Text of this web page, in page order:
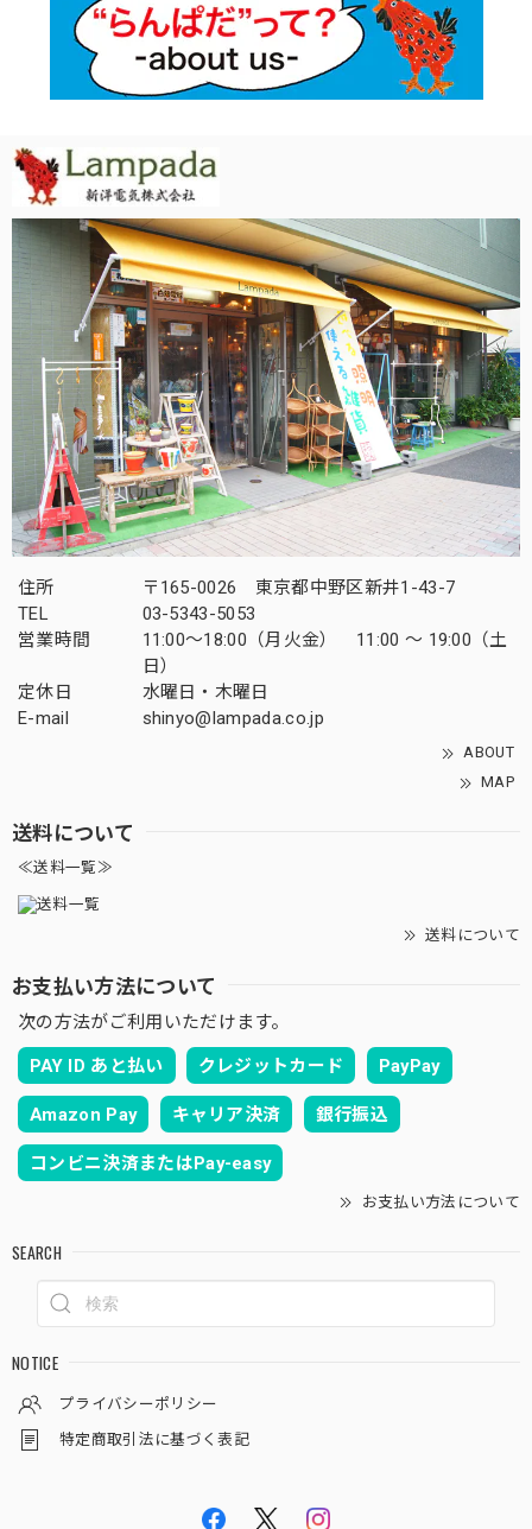
住所
〒165-0026 東京都中野区新井1-43-7
TEL
03-5343-5053
営業時間
11:00～18:00（月火金） 11:00 ～ 19:00（土
日）
定休日
水曜日・木曜日
E-mail
shinyo@lampada.co.jp
ABOUT
MAP
送料について
≪送料一覧≫
送料について
お支払い方法について
次の方法がご利用いただけます。
PAY ID あと払い クレジットカード PayPay
Amazon Pay キャリア決済 銀行振込
コンビニ決済またはPay-easy
お支払い方法について
SEARCH
NOTICE
プライバシーポリシー
特定商取引法に基づく表記